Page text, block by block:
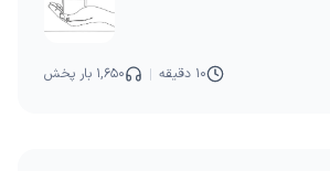
۱۰ دقیقه ۱,۶۵۰ بار پخش